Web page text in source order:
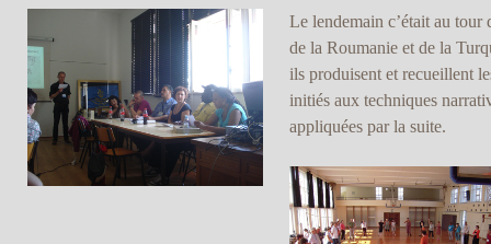
Le lendemain c’était au
de la Roumanie et de la
ils produisent et recueillent
initiés aux techniques
appliquées par la suite.